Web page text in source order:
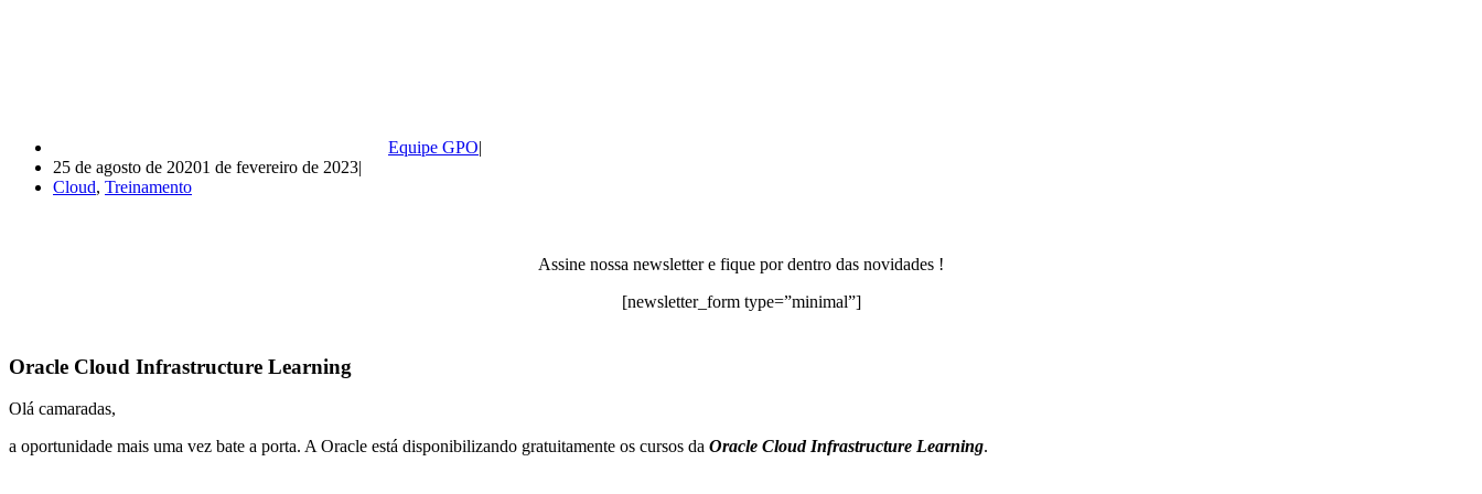
Equipe GPO
25 de agosto de 20201 de fevereiro de 2023
Cloud, Treinamento
Assine nossa newsletter e fique por dentro das novidades !
[newsletter_form type=”minimal”]
Oracle Cloud Infrastructure Learning
Olá camaradas,
a oportunidade mais uma vez bate a porta. A Oracle está disponibilizando gratuitamente os cursos da Oracle Cloud Infrastructure Learning.